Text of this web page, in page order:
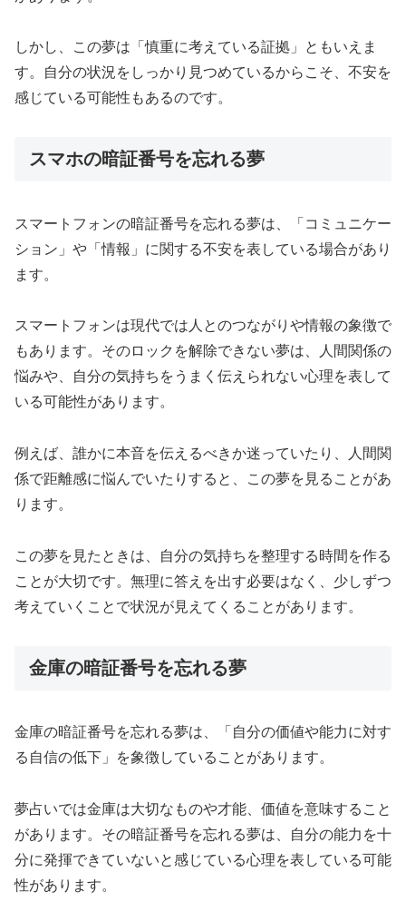
しかし、この夢は「慎重に考えている証拠」ともいえま
す。自分の状況をしっかり見つめているからこそ、不安を
感じている可能性もあるのです。
スマホの暗証番号を忘れる夢
スマートフォンの暗証番号を忘れる夢は、「コミュニケー
ション」や「情報」に関する不安を表している場合があり
ます。
スマートフォンは現代では人とのつながりや情報の象徴で
もあります。そのロックを解除できない夢は、人間関係の
悩みや、自分の気持ちをうまく伝えられない心理を表して
いる可能性があります。
例えば、誰かに本音を伝えるべきか迷っていたり、人間関
係で距離感に悩んでいたりすると、この夢を見ることがあ
ります。
この夢を見たときは、自分の気持ちを整理する時間を作る
ことが大切です。無理に答えを出す必要はなく、少しずつ
考えていくことで状況が見えてくることがあります。
金庫の暗証番号を忘れる夢
金庫の暗証番号を忘れる夢は、「自分の価値や能力に対す
る自信の低下」を象徴していることがあります。
夢占いでは金庫は大切なものや才能、価値を意味すること
があります。その暗証番号を忘れる夢は、自分の能力を十
分に発揮できていないと感じている心理を表している可能
性があります。